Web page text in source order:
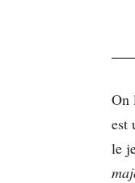
On
est
le